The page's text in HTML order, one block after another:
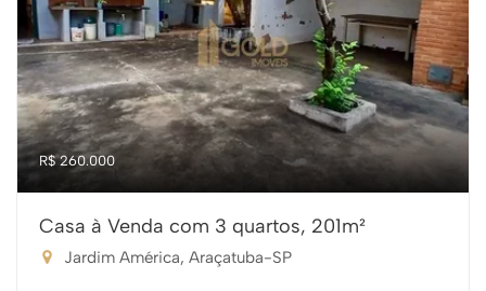
R$ 260.000
Casa à Venda com 3 quartos, 201m²
Jardim América, Araçatuba-SP